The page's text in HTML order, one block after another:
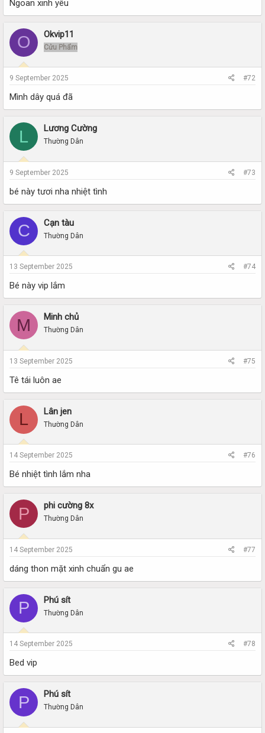
Ngoan xinh yêu
O Okvip11
Cửu Phẩm
9 September 2025 #72
Mình dây quá đã
L Lương Cường
Thường Dân
9 September 2025 #73
bé này tươi nha nhiệt tình
C Cạn tàu
Thường Dân
13 September 2025 #74
Bé này vip lắm
M Minh chủ
Thường Dân
13 September 2025 #75
Tê tái luôn ae
L Lân jen
Thường Dân
14 September 2025 #76
Bé nhiệt tình lắm nha
P phi cường 8x
Thường Dân
14 September 2025 #77
dáng thon mặt xinh chuẩn gu ae
P Phú sít
Thường Dân
14 September 2025 #78
Bed vip
P Phú sít
Thường Dân